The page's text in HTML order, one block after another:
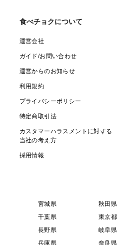
食べチョクについて
運営会社
ガイド/お問い合わせ
運営からのお知らせ
利用規約
プライバシーポリシー
特定商取引法
カスタマーハラスメントに対する
当社の考え方
採用情報
宮城県 秋田県
千葉県 東京都
長野県 岐阜県
兵庫県 奈良県